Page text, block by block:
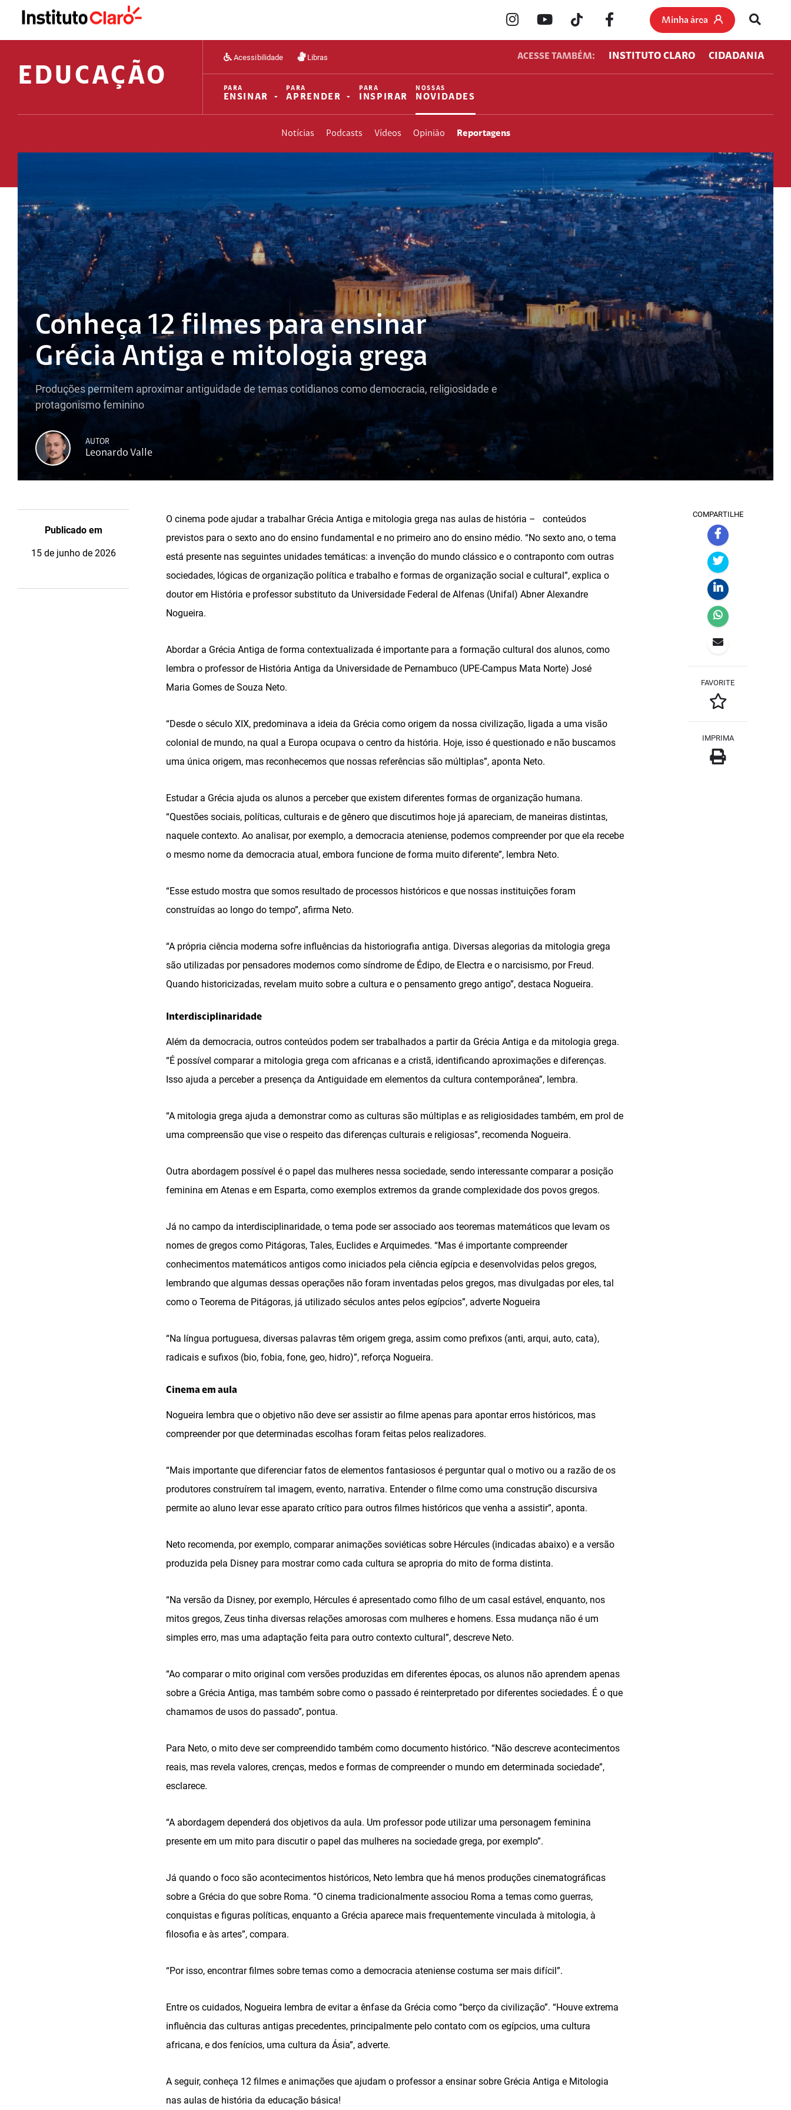
Minha área
EDUCAÇÃO
Acessibilidade Libras ACESSE TAMBÉM: INSTITUTO CLARO CIDADANIA
PARA
ENSINAR
PARA
APRENDER
PARA
INSPIRAR
NOSSAS
NOVIDADES
Notícias Podcasts Vídeos Opinião Reportagens
Conheça 12 filmes para ensinar
Grécia Antiga e mitologia grega
Produções permitem aproximar antiguidade de temas cotidianos como democracia, religiosidade e
protagonismo feminino
AUTOR
Leonardo Valle
Publicado em
15 de junho de 2026
O cinema pode ajudar a trabalhar Grécia Antiga e mitologia grega nas aulas de história – conteúdos
previstos para o sexto ano do ensino fundamental e no primeiro ano do ensino médio. “No sexto ano, o tema
está presente nas seguintes unidades temáticas: a invenção do mundo clássico e o contraponto com outras
sociedades, lógicas de organização política e trabalho e formas de organização social e cultural”, explica o
doutor em História e professor substituto da Universidade Federal de Alfenas (Unifal) Abner Alexandre
Nogueira.
Abordar a Grécia Antiga de forma contextualizada é importante para a formação cultural dos alunos, como
lembra o professor de História Antiga da Universidade de Pernambuco (UPE-Campus Mata Norte) José
Maria Gomes de Souza Neto.
“Desde o século XIX, predominava a ideia da Grécia como origem da nossa civilização, ligada a uma visão
colonial de mundo, na qual a Europa ocupava o centro da história. Hoje, isso é questionado e não buscamos
uma única origem, mas reconhecemos que nossas referências são múltiplas”, aponta Neto.
Estudar a Grécia ajuda os alunos a perceber que existem diferentes formas de organização humana.
“Questões sociais, políticas, culturais e de gênero que discutimos hoje já apareciam, de maneiras distintas,
naquele contexto. Ao analisar, por exemplo, a democracia ateniense, podemos compreender por que ela recebe
o mesmo nome da democracia atual, embora funcione de forma muito diferente”, lembra Neto.
“Esse estudo mostra que somos resultado de processos históricos e que nossas instituições foram
construídas ao longo do tempo”, afirma Neto.
“A própria ciência moderna sofre influências da historiografia antiga. Diversas alegorias da mitologia grega
são utilizadas por pensadores modernos como síndrome de Édipo, de Electra e o narcisismo, por Freud.
Quando historicizadas, revelam muito sobre a cultura e o pensamento grego antigo”, destaca Nogueira.
Interdisciplinaridade
Além da democracia, outros conteúdos podem ser trabalhados a partir da Grécia Antiga e da mitologia grega.
“É possível comparar a mitologia grega com africanas e a cristã, identificando aproximações e diferenças.
Isso ajuda a perceber a presença da Antiguidade em elementos da cultura contemporânea”, lembra.
“A mitologia grega ajuda a demonstrar como as culturas são múltiplas e as religiosidades também, em prol de
uma compreensão que vise o respeito das diferenças culturais e religiosas”, recomenda Nogueira.
Outra abordagem possível é o papel das mulheres nessa sociedade, sendo interessante comparar a posição
feminina em Atenas e em Esparta, como exemplos extremos da grande complexidade dos povos gregos.
Já no campo da interdisciplinaridade, o tema pode ser associado aos teoremas matemáticos que levam os
nomes de gregos como Pitágoras, Tales, Euclides e Arquimedes. “Mas é importante compreender
conhecimentos matemáticos antigos como iniciados pela ciência egípcia e desenvolvidas pelos gregos,
lembrando que algumas dessas operações não foram inventadas pelos gregos, mas divulgadas por eles, tal
como o Teorema de Pitágoras, já utilizado séculos antes pelos egípcios”, adverte Nogueira
“Na língua portuguesa, diversas palavras têm origem grega, assim como prefixos (anti, arqui, auto, cata),
radicais e sufixos (bio, fobia, fone, geo, hidro)”, reforça Nogueira.
Cinema em aula
Nogueira lembra que o objetivo não deve ser assistir ao filme apenas para apontar erros históricos, mas
compreender por que determinadas escolhas foram feitas pelos realizadores.
“Mais importante que diferenciar fatos de elementos fantasiosos é perguntar qual o motivo ou a razão de os
produtores construírem tal imagem, evento, narrativa. Entender o filme como uma construção discursiva
permite ao aluno levar esse aparato crítico para outros filmes históricos que venha a assistir”, aponta.
Neto recomenda, por exemplo, comparar animações soviéticas sobre Hércules (indicadas abaixo) e a versão
produzida pela Disney para mostrar como cada cultura se apropria do mito de forma distinta.
“Na versão da Disney, por exemplo, Hércules é apresentado como filho de um casal estável, enquanto, nos
mitos gregos, Zeus tinha diversas relações amorosas com mulheres e homens. Essa mudança não é um
simples erro, mas uma adaptação feita para outro contexto cultural”, descreve Neto.
“Ao comparar o mito original com versões produzidas em diferentes épocas, os alunos não aprendem apenas
sobre a Grécia Antiga, mas também sobre como o passado é reinterpretado por diferentes sociedades. É o que
chamamos de usos do passado”, pontua.
Para Neto, o mito deve ser compreendido também como documento histórico. “Não descreve acontecimentos
reais, mas revela valores, crenças, medos e formas de compreender o mundo em determinada sociedade”,
esclarece.
“A abordagem dependerá dos objetivos da aula. Um professor pode utilizar uma personagem feminina
presente em um mito para discutir o papel das mulheres na sociedade grega, por exemplo”.
Já quando o foco são acontecimentos históricos, Neto lembra que há menos produções cinematográficas
sobre a Grécia do que sobre Roma. “O cinema tradicionalmente associou Roma a temas como guerras,
conquistas e figuras políticas, enquanto a Grécia aparece mais frequentemente vinculada à mitologia, à
filosofia e às artes”, compara.
“Por isso, encontrar filmes sobre temas como a democracia ateniense costuma ser mais difícil”.
Entre os cuidados, Nogueira lembra de evitar a ênfase da Grécia como “berço da civilização”. “Houve extrema
influência das culturas antigas precedentes, principalmente pelo contato com os egípcios, uma cultura
africana, e dos fenícios, uma cultura da Ásia”, adverte.
A seguir, conheça 12 filmes e animações que ajudam o professor a ensinar sobre Grécia Antiga e Mitologia
nas aulas de história da educação básica!
COMPARTILHE
FAVORITE
IMPRIMA